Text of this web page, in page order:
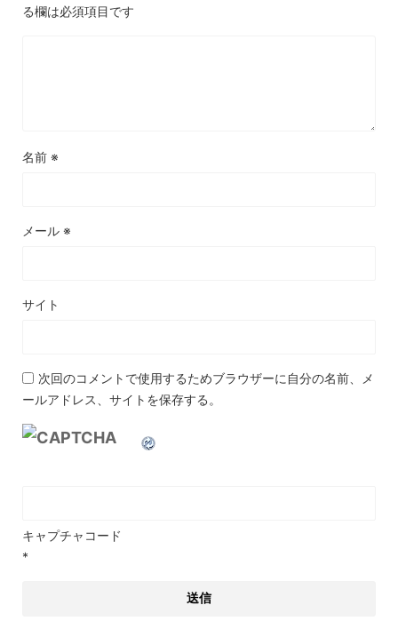
る欄は必須項目です
名前 ※
メール ※
サイト
次回のコメントで使用するためブラウザーに自分の名前、メ
ールアドレス、サイトを保存する。
キャプチャコード
*